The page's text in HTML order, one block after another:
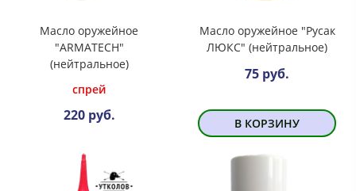
Масло оружейное
"ARMATECH"
(нейтральное)
спрей
220 руб.
Масло оружейное "Русак
ЛЮКС" (нейтральное)
75 руб.
В КОРЗИНУ